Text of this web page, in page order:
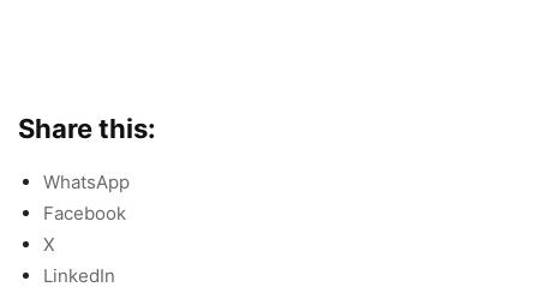
Share this:
WhatsApp
Facebook
X
LinkedIn